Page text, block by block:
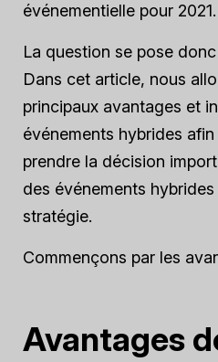
événementielle pour 2021.
La question se pose
Dans cet article, nous
principaux avantages et
événements hybrides
prendre la décision
des événements
stratégie.
Commençons par les
Avantages